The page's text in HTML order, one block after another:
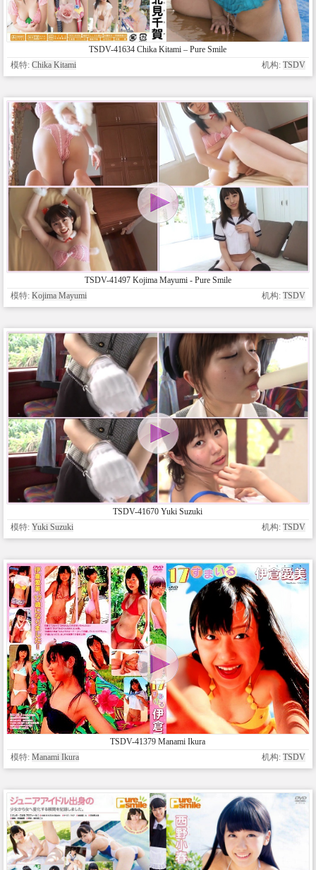
TSDV-41634 Chika Kitami – Pure Smile
模特: Chika Kitami 机构: TSDV
TSDV-41497 Kojima Mayumi - Pure Smile
模特: Kojima Mayumi 机构: TSDV
TSDV-41670 Yuki Suzuki
模特: Yuki Suzuki 机构: TSDV
TSDV-41379 Manami Ikura
模特: Manami Ikura 机构: TSDV